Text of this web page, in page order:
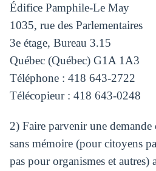
Édifice Pamphile-Le May
1035, rue des Parlementaires
3e étage, Bureau 3.15
Québec (Québec) G1A 1A3
Téléphone : 418 643-2722
Télécopieur : 418 643-0248
2) Faire parvenir une
sans mémoire (pour citoyens
pas pour organismes et autres)